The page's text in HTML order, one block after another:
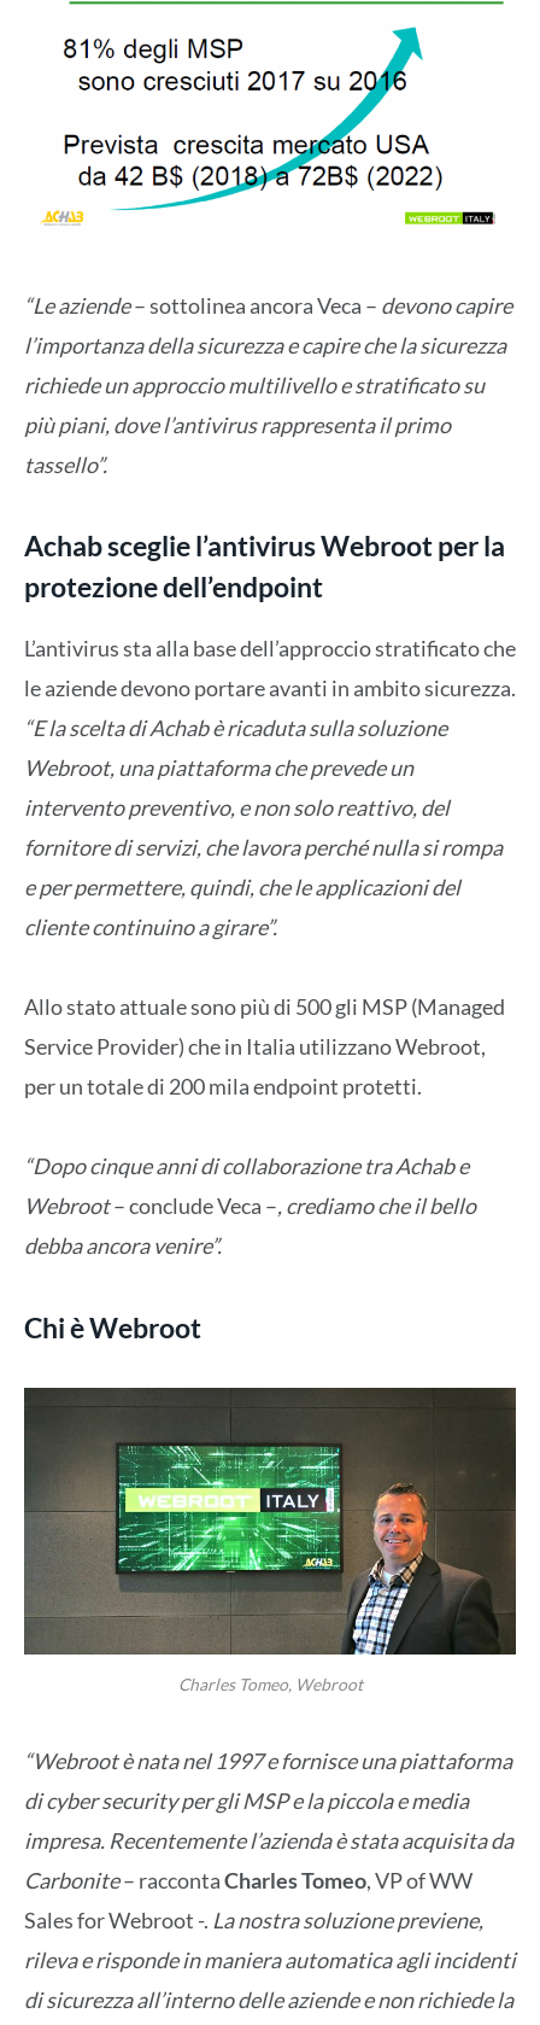
“Le aziende– sottolinea ancora Veca – devono capire
l’importanza della sicurezza e capire che la sicurezza
richiede un approccio multilivello e stratificato su
più piani, dove l’antivirus rappresenta il primo
tassello”.
Achab sceglie l’antivirus Webroot per la
protezione dell’endpoint
L’antivirus sta alla base dell’approccio stratificato che
le aziende devono portare avanti in ambito sicurezza.
“E la scelta di Achab è ricaduta sulla soluzione
Webroot, una piattaforma che prevede un
intervento preventivo, e non solo reattivo, del
fornitore di servizi, che lavora perché nulla si rompa
e per permettere, quindi, che le applicazioni del
cliente continuino a girare”.
Allo stato attuale sono più di 500 gli MSP (Managed
Service Provider) che in Italia utilizzano Webroot,
per un totale di 200 mila endpoint protetti.
“Dopo cinque anni di collaborazione tra Achab e
Webroot– conclude Veca –, crediamo che il bello
debba ancora venire”.
Chi è Webroot
Charles Tomeo, Webroot
“Webroot è nata nel 1997 e fornisce una piattaforma
di cyber security per gli MSP e la piccola e media
impresa. Recentemente l’azienda è stata acquisita da
Carbonite– raccontaCharles Tomeo, VP of WW
Sales for Webroot -. La nostra soluzione previene,
rileva e risponde in maniera automatica agli incidenti
di sicurezza all’interno delle aziende e non richiede la